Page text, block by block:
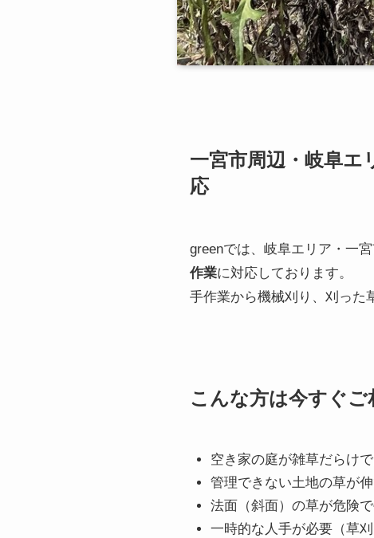
一宮市周辺・岐阜エ
応
greenでは、岐阜エリア・一宮
作業に対応しております。
手作業から機械刈り、刈った
こんな方は今すぐご
空き家の庭が雑草だらけ
管理できない土地の草が
法面（斜面）の草が危険
一時的な人手が必要（草刈